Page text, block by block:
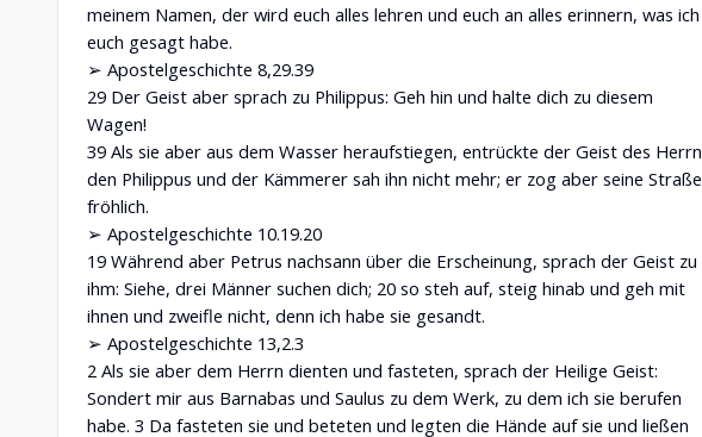
meinem Namen, der wird euch alles lehren und euch an alles erinnern, was ich
euch gesagt habe.
➢ Apostelgeschichte 8,29.39
29 Der Geist aber sprach zu Philippus: Geh hin und halte dich zu diesem
Wagen!
39 Als sie aber aus dem Wasser heraufstiegen, entrückte der Geist des Herrn
den Philippus und der Kämmerer sah ihn nicht mehr; er zog aber seine Straße
fröhlich.
➢ Apostelgeschichte 10.19.20
19 Während aber Petrus nachsann über die Erscheinung, sprach der Geist zu
ihm: Siehe, drei Männer suchen dich; 20 so steh auf, steig hinab und geh mit
ihnen und zweifle nicht, denn ich habe sie gesandt.
➢ Apostelgeschichte 13,2.3
2 Als sie aber dem Herrn dienten und fasteten, sprach der Heilige Geist:
Sondert mir aus Barnabas und Saulus zu dem Werk, zu dem ich sie berufen
habe. 3 Da fasteten sie und beteten und legten die Hände auf sie und ließen